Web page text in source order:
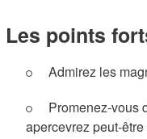
Les points
Admirez les
Promenez-vous
apercevrez peut-